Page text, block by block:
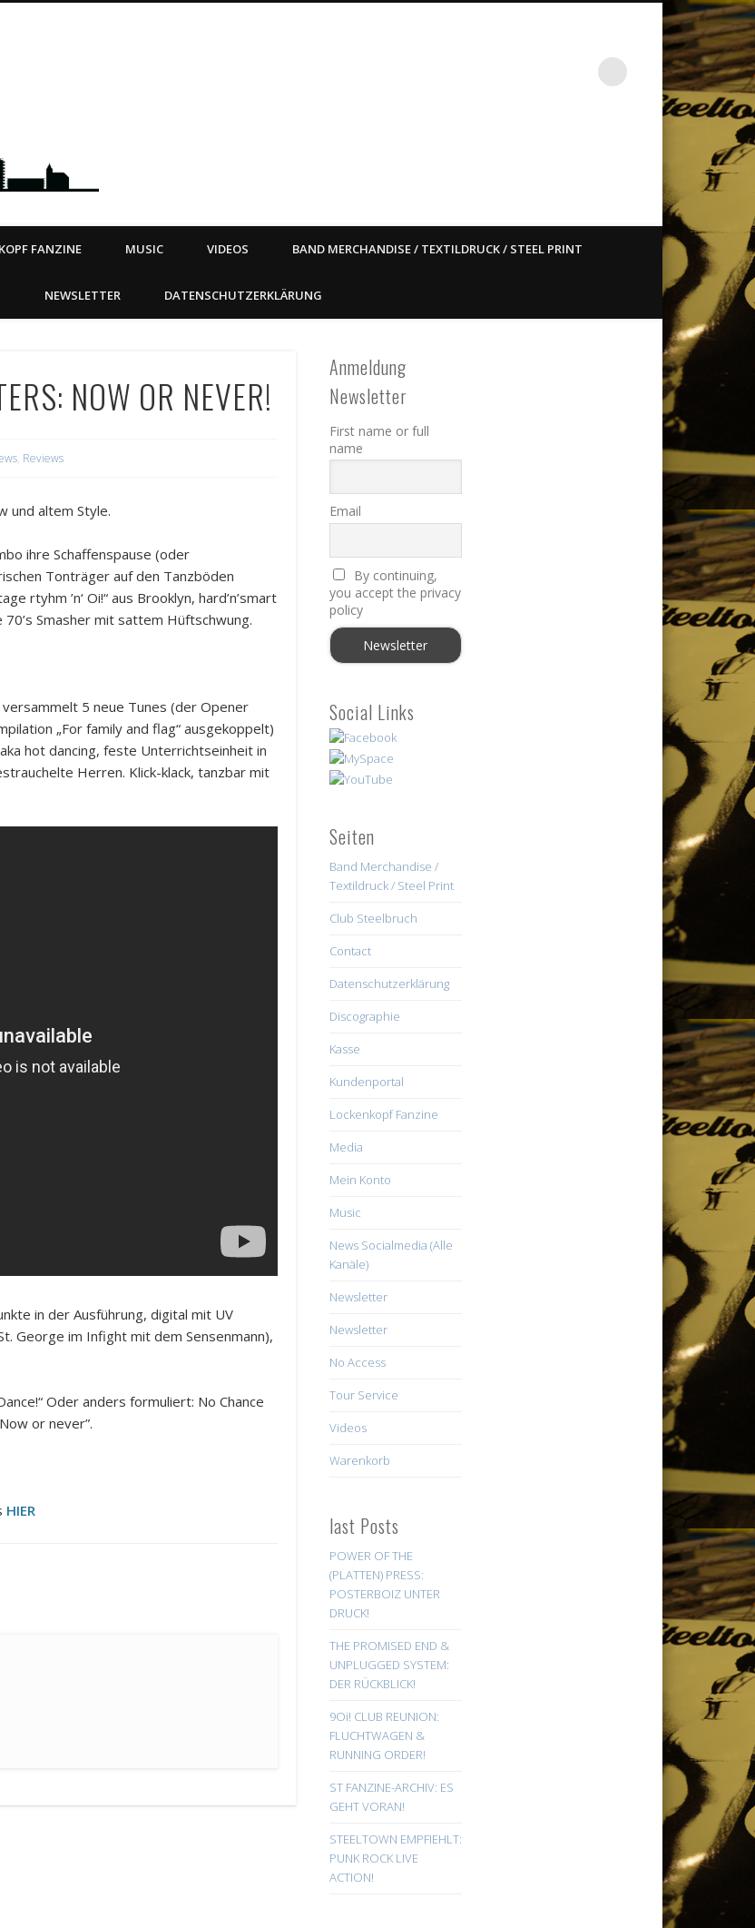
Steeltown Records – East ain`t dead so straight
FANZINE MUSIC VIDEOS BAND MERCHANDISE / TEXTILDRUCK / STEEL PRINT
NEWSLETTER DATENSCHUTZERKLÄRUNG
NOW OR NEVER!
, Reviews
und altem Style.
ihre Schaffenspause (oder
Tonträger auf den Tanzböden
rtyhm ’n‘ Oi!“ aus Brooklyn, hard’n’smart
Smasher mit sattem Hüftschwung.
versammelt 5 neue Tunes (der Opener
„For family and flag“ ausgekoppelt)
hot dancing, feste Unterrichtseinheit in
Herren. Klick-klack, tanzbar mit
in der Ausführung, digital mit UV
George im Infight mit dem Sensenmann),
Oder anders formuliert: No Chance
or never”.
HIER
Anmeldung
Newsletter
First name or full
name
Email
By continuing,
you accept the privacy
policy
Social Links
Seiten
Band Merchandise /
Textildruck / Steel Print
Club Steelbruch
Contact
Datenschutzerklärung
Discographie
Kasse
Kundenportal
Lockenkopf Fanzine
Media
Mein Konto
Music
News Socialmedia (Alle
Kanäle)
Newsletter
Newsletter
No Access
Tour Service
Videos
Warenkorb
last Posts
POWER OF THE
(PLATTEN) PRESS:
POSTERBOIZ UNTER
DRUCK!
THE PROMISED END &
UNPLUGGED SYSTEM:
DER RÜCKBLICK!
9Oi! CLUB REUNION:
FLUCHTWAGEN &
RUNNING ORDER!
ST FANZINE-ARCHIV: ES
GEHT VORAN!
STEELTOWN EMPFIEHLT:
PUNK ROCK LIVE
ACTION!